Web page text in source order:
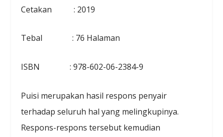
Cetakan : 2019
Tebal : 76 Halaman
ISBN : 978-602-06-2384-9
Puisi merupakan hasil respons penyair
terhadap seluruh hal yang melingkupinya.
Respons-respons tersebut kemudian